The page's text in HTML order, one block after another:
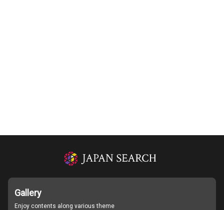
Gallery
Enjoy contents along various theme